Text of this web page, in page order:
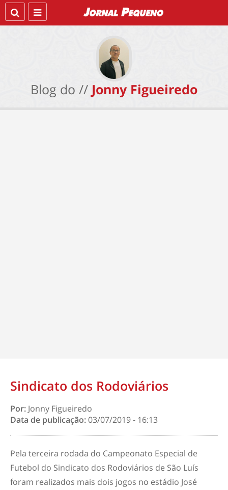
Blog do // Jonny Figueiredo
Sindicato dos Rodoviários
Por: Jonny Figueiredo
Data de publicação:03/07/2019 - 16:13
Pela terceira rodada do Campeonato Especial de
Futebol do Sindicato dos Rodoviários de São Luís
foram realizados mais dois jogos no estádio José